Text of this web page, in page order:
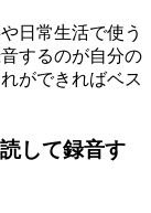
日常生活で使う
するのが自分の
ができればベス
して録音す